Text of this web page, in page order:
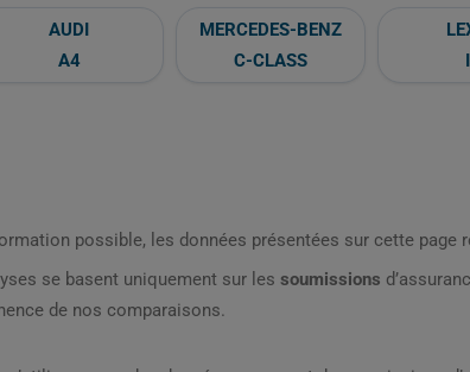
AUDI
A4
MERCEDES-BENZ
C-CLASS
possible, les données présentées sur cette page
se basent uniquement sur les soumissions
de nos comparaisons.